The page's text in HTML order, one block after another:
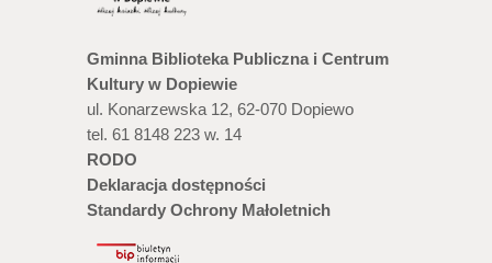
Gminna Biblioteka Publiczna i Centrum
Kultury w Dopiewie
ul. Konarzewska 12, 62-070 Dopiewo
tel. 61 8148 223 w. 14
RODO
Deklaracja dostępności
Standardy Ochrony Małoletnich